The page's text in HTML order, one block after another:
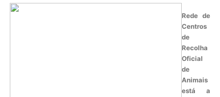
Rede de
Centros
de
Recolha
Oficial
de
Animais
está a